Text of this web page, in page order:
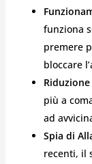
funziona
premere
bloccare
Riduzione
più a
ad
Spia di
recenti, il